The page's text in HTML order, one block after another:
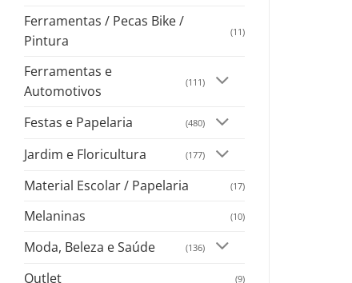
Ferramentas / Pecas Bike /
Pintura
(11)
Ferramentas e
Automotivos
(111)
Festas e Papelaria (480)
Jardim e Floricultura (177)
Material Escolar / Papelaria (17)
Melaninas (10)
Moda, Beleza e Saúde (136)
Outlet (9)